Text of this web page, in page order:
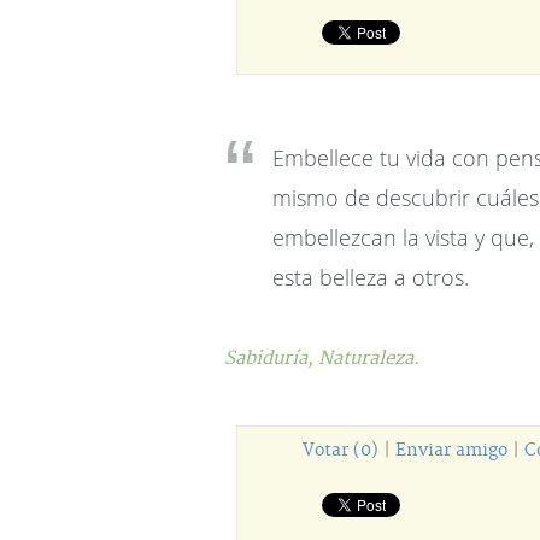
Embellece tu vida con
mismo de descubrir
embellezcan la vista y
esta belleza a otros.
Sabiduría, Naturaleza.
Votar (0) Enviar amigo